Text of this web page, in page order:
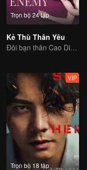
Trọn bộ 24 tập
Kẻ Thù Thân Yêu
Đôi bạn thân Cao Diệp và Trần Nghiên Hy bắt tay trả thù
Trọn bộ 18 tập
VIP